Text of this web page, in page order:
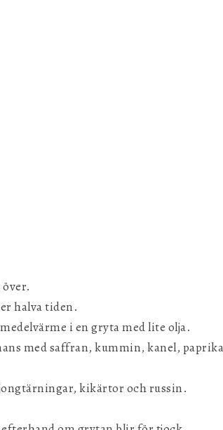
halva tiden.
i en gryta med lite olja.
med saffran, kummin, kanel,
kikärtor och russin.